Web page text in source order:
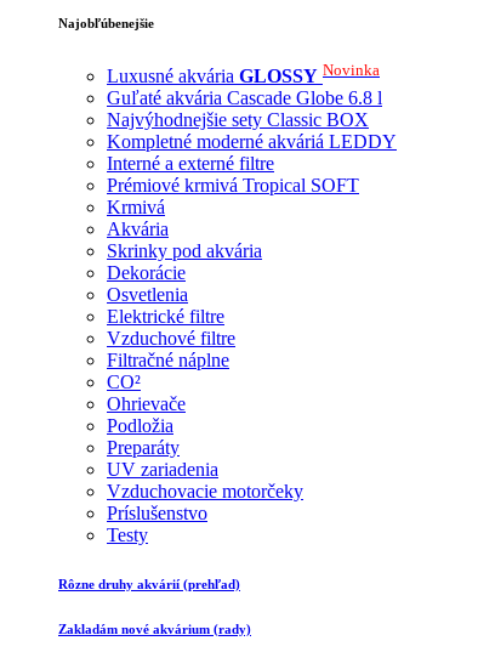
Najobľúbenejšie
Luxusné akvária GLOSSY Novinka
Guľaté akvária Cascade Globe 6.8 l
Najvýhodnejšie sety Classic BOX
Kompletné moderné akváriá LEDDY
Interné a externé filtre
Prémiové krmivá Tropical SOFT
Krmivá
Akvária
Skrinky pod akvária
Dekorácie
Osvetlenia
Elektrické filtre
Vzduchové filtre
Filtračné náplne
CO²
Ohrievače
Podložia
Preparáty
UV zariadenia
Vzduchovacie motorčeky
Príslušenstvo
Testy
Rôzne druhy akvárií (prehľad)
Zakladám nové akvárium (rady)